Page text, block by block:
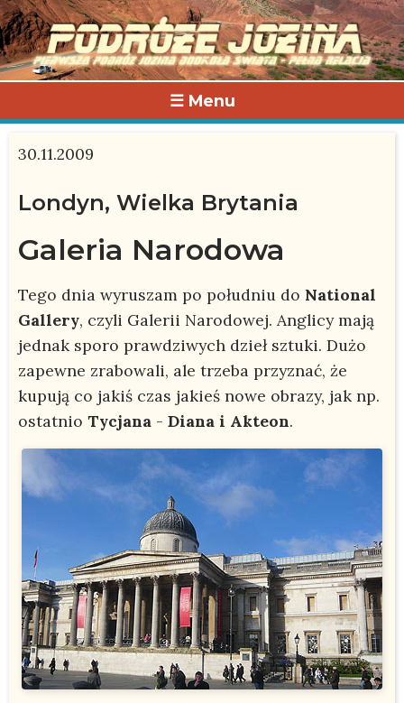
☰ Menu
30.11.2009
Londyn, Wielka Brytania
Galeria Narodowa
Tego dnia wyruszam po południu do National
Gallery, czyli Galerii Narodowej. Anglicy mają
jednak sporo prawdziwych dzieł sztuki. Dużo
zapewne zrabowali, ale trzeba przyznać, że
kupują co jakiś czas jakieś nowe obrazy, jak np.
ostatnio Tycjana - Diana i Akteon.